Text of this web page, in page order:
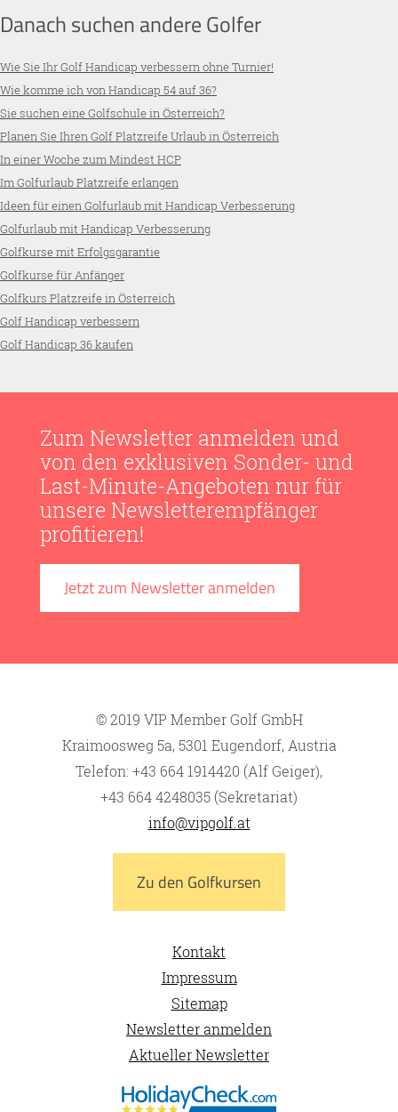
Danach suchen andere Golfer
Wie Sie Ihr Golf Handicap verbessern ohne Turnier!
Wie komme ich von Handicap 54 auf 36?
Sie suchen eine Golfschule in Österreich?
Planen Sie Ihren Golf Platzreife Urlaub in Österreich
In einer Woche zum Mindest HCP
Im Golfurlaub Platzreife erlangen
Ideen für einen Golfurlaub mit Handicap Verbesserung
Golfurlaub mit Handicap Verbesserung
Golfkurse mit Erfolgsgarantie
Golfkurse für Anfänger
Golfkurs Platzreife in Österreich
Golf Handicap verbessern
Golf Handicap 36 kaufen
Zum Newsletter anmelden und
von den exklusiven Sonder- und
Last-Minute-Angeboten nur für
unsere Newsletterempfänger
profitieren!
Jetzt zum Newsletter anmelden
© 2019 VIP Member Golf GmbH
Kraimoosweg 5a, 5301 Eugendorf, Austria
Telefon: +43 664 1914420 (Alf Geiger),
+43 664 4248035 (Sekretariat)
info@vipgolf.at
Zu den Golfkursen
Kontakt
Impressum
Sitemap
Newsletter anmelden
Aktueller Newsletter